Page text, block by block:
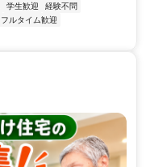
学生歓迎
経験不問
フルタイム歓迎